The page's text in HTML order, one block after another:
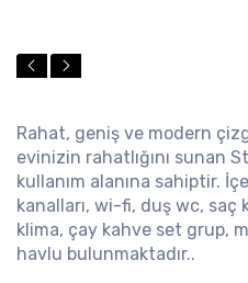
Rahat, geniş ve modern
evinizin rahatlığını sunan
kullanım alanına sahiptir.
kanalları, wi-fi, duş wc,
klima, çay kahve set grup,
havlu bulunmaktadır..